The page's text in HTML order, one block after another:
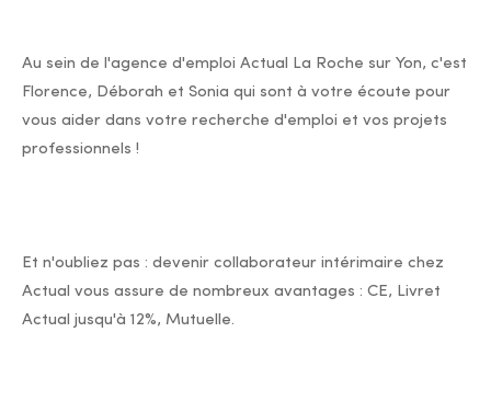
Au sein de l'agence d'emploi Actual La Roche sur Yon, c'est
Florence, Déborah et Sonia qui sont à votre écoute pour
vous aider dans votre recherche d'emploi et vos projets
professionnels !
Et n'oubliez pas : devenir collaborateur intérimaire chez
Actual vous assure de nombreux avantages : CE, Livret
Actual jusqu'à 12%, Mutuelle.